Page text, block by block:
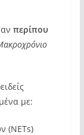
περίπου
με:
(NETs)